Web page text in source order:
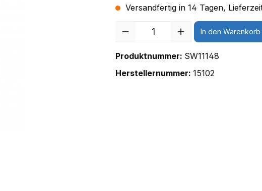
Versandfertig in 14 Tagen,
In den Warenkorb
Produktnummer: SW11148
Herstellernummer: 15102